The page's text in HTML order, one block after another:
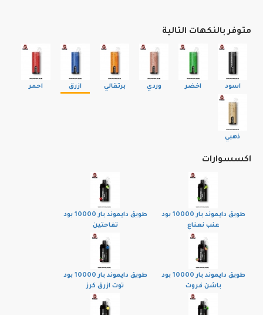
متوفر بالنكهات التالية
اسود اخضر وردي برتقالي ازرق احمر
ذهبي
اكسسوارات
طويق دايموند بار 10000 بود
عنب نعناع
طويق دايموند بار 10000 بود
تفاحتين
طويق دايموند بار 10000 بود
باشن فروت
طويق دايموند بار 10000 بود
توت ازرق كرز